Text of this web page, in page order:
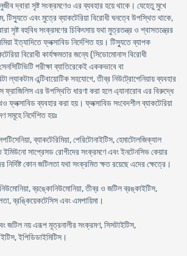
দ্বারা সৃষ্ট সংক্রমণেও এর ব্যবহার হয়ে থাকে। যেহেতু মুখে
টিস্যুতে এবং মুত্রে ব্যাকটেরিয়া বিরোধী ঘনত্বে উপস্থিত থাকে,
সৃষ্ট বহুবিধ সংক্রমণের চিকিৎসায় যথা মুত্রতন্ত্র ও শ্বাসতন্ত্রের
ইত্যাদিতে ফ্লক্সাবিড নির্দেশিত হয়। টিস্যুতে ব্যাপক
বিরোধী কার্যক্ষমতার জন্যে (সিডোমোনাস বিরোধী
পরীক্ষা ব্যাতিরেকেই এককভাবে বা
ল্যাকটাম এন্টিবায়োটিক সহযোগে, তীব্র নিউট্রোপেনিয়ায় ব্যবহার
ফ্রাজিলিস এর উপস্থিতি ধারণা করা হলে এ্যানারোব এর বিরুদ্ধে
ফ্লক্সাবিড ব্যবহার করা হয়। ফ্লক্সাবিড সংবেদশীল ব্যাকটেরিয়া
সমূহে নির্দেশিত হয়ঃ
ব্যাকটেরিমিয়া, পেরিটোনাইটিস, হেমাটোলজিক্যাল
ইমিউনো সাপ্রেসড রোগীদের সংক্রমণে এবং ইনটেনসিভ কেয়ার
কোন জটিলতা যথা সংক্রমিত ক্ষত রয়েছে এদের ক্ষেত্রে।
ব্রঙ্কোনিউমোনিয়া, তীব্র ও জটিল ব্রঙ্কাইটিস,
ব্রঙ্কিয়েকটেসিস এবং এমপায়িমা।
জটিল নয় এরূপ মূত্রনালীর সংক্রমণ, সিসটাইটিস,
ইপিডিডাইমিটিস।